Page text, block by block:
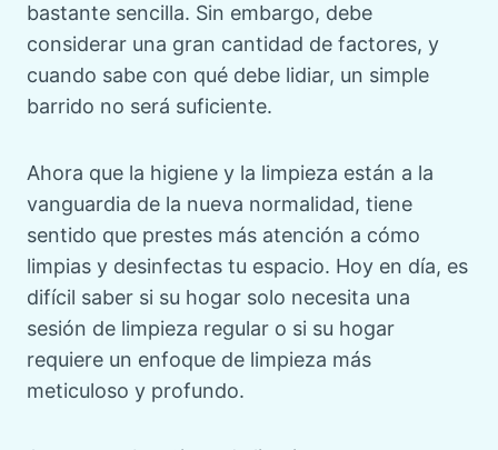
bastante sencilla. Sin embargo, debe
considerar una gran cantidad de factores, y
cuando sabe con qué debe lidiar, un simple
barrido no será suficiente.
Ahora que la higiene y la limpieza están a la
vanguardia de la nueva normalidad, tiene
sentido que prestes más atención a cómo
limpias y desinfectas tu espacio. Hoy en día, es
difícil saber si su hogar solo necesita una
sesión de limpieza regular o si su hogar
requiere un enfoque de limpieza más
meticuloso y profundo.